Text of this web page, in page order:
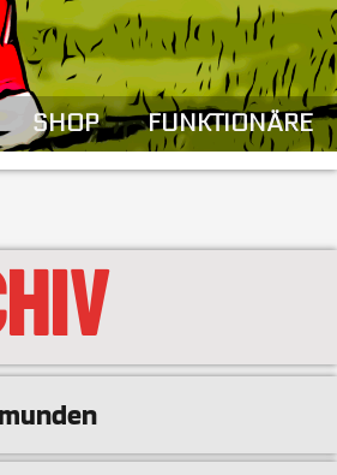
SHOP FUNKTIONÄRE